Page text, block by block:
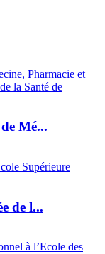
Mé...
de l...